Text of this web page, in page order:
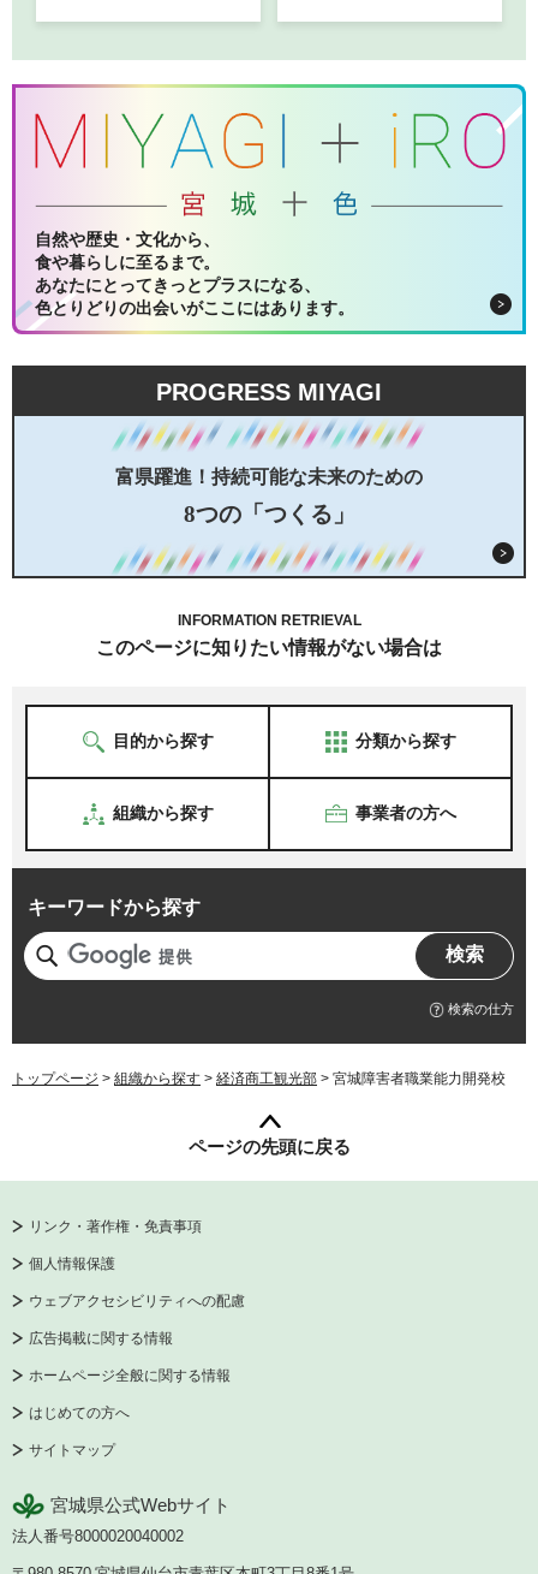
自然や歴史・文化から、
食や暮らしに至るまで。
あなたにとってきっとプラスになる、
色とりどりの出会いがここにはあります。
PROGRESS MIYAGI
富県躍進！持続可能な未来のための
8つの「つくる」
INFORMATION RETRIEVAL
このページに知りたい情報がない場合は
目的から探す 分類から探す
組織から探す 事業者の方へ
キーワードから探す
検索の仕方
トップページ > 組織から探す > 経済商工観光部 > 宮城障害者職業能力開発校
ページの先頭に戻る
リンク・著作権・免責事項
個人情報保護
ウェブアクセシビリティへの配慮
広告掲載に関する情報
ホームページ全般に関する情報
はじめての方へ
サイトマップ
宮城県公式Webサイト
法人番号8000020040002